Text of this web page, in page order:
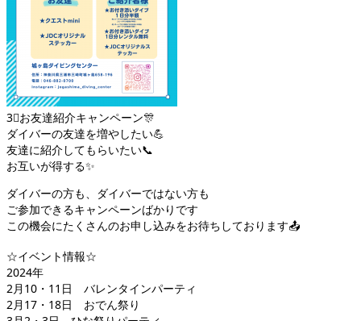
3⃣お友達紹介キャンペーン🎊
ダイバーの友達を増やしたい💪
友達に紹介してもらいたい📞
お互いが得する✨
ダイバーの方も、ダイバーではない方も
ご参加できるキャンペーンばかりです
この機会にたくさんのお申し込みをお待ちしております📤
☆イベント情報☆
2024年
2月10・11日 バレンタインパーティ
2月17・18日 おでん祭り